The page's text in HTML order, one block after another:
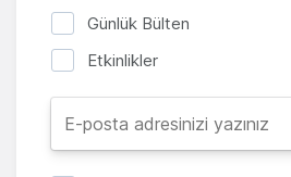
Günlük Bülten
Etkinlikler